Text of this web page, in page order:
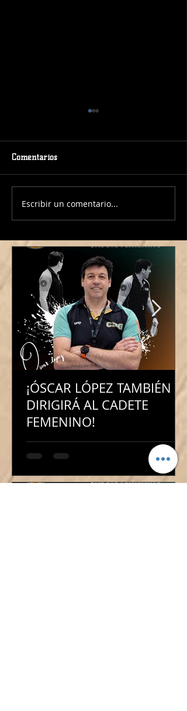
¡Manuela Martínez
continúa al frente de
Comentarios
Escribir un comentario...
¡ÓSCAR LÓPEZ TAMBIÉN
DIRIGIRÁ AL CADETE
FEMENINO!